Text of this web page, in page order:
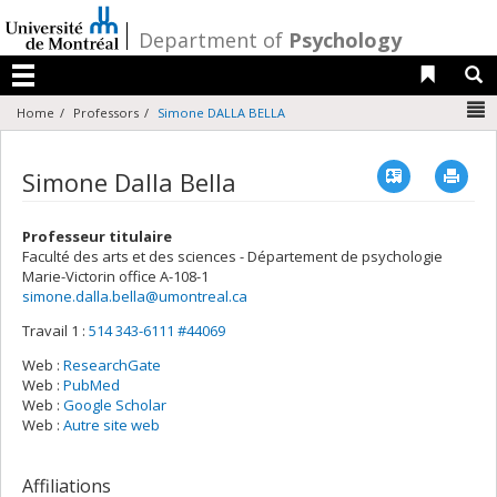
au
contenu
/Department of Psychology
Menu
Liens
Home Professors Simone DALLA BELLA
Simone Dalla Bella Vcard
Professeur titulaire
Faculté des arts et des sciences - Département de psychologie
Marie-Victorin office A-108-1
simone.dalla.bella@umontreal.ca
Travail 1 : 514 343-6111 #44069
Web : ResearchGate
Web : PubMed
Web : Google Scholar
Web : Autre site web
Affiliations